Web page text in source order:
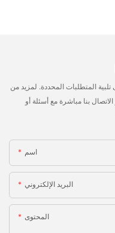
المتطلبات المحددة. لمزيد من
بنا مباشرة مع أسئلة أو
اسم
البريد الإلكتروني
المحتوى